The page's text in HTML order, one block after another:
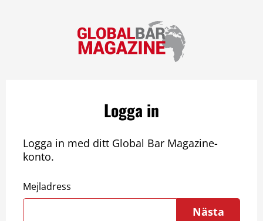
Logga in
Logga in med ditt Global Bar Magazine-
konto.
Mejladress
Nästa